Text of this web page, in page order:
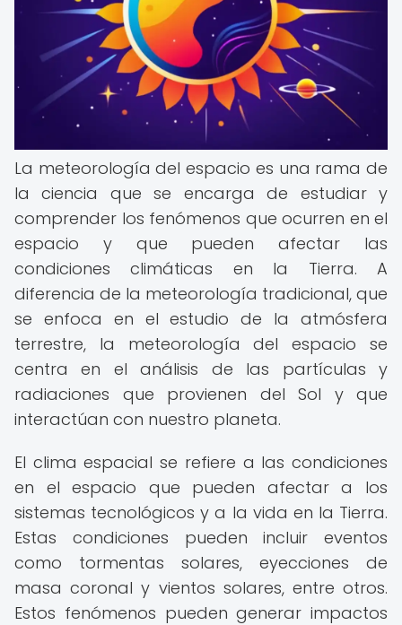
La meteorología del espacio es una rama de
la ciencia que se encarga de estudiar y
comprender los fenómenos que ocurren en el
espacio y que pueden afectar las
condiciones climáticas en la Tierra. A
diferencia de la meteorología tradicional, que
se enfoca en el estudio de la atmósfera
terrestre, la meteorología del espacio se
centra en el análisis de las partículas y
radiaciones que provienen del Sol y que
interactúan con nuestro planeta.
El clima espacial se refiere a las condiciones
en el espacio que pueden afectar a los
sistemas tecnológicos y a la vida en la Tierra.
Estas condiciones pueden incluir eventos
como tormentas solares, eyecciones de
masa coronal y vientos solares, entre otros.
Estos fenómenos pueden generar impactos